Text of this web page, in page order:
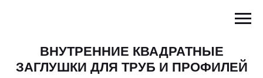
ВНУТРЕННИЕ КВАДРАТНЫЕ
ЗАГЛУШКИ ДЛЯ ТРУБ И ПРОФИЛЕЙ